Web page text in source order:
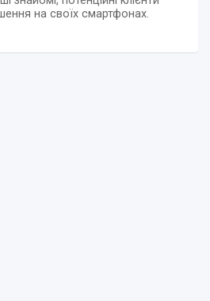
на своїх смартфонах.